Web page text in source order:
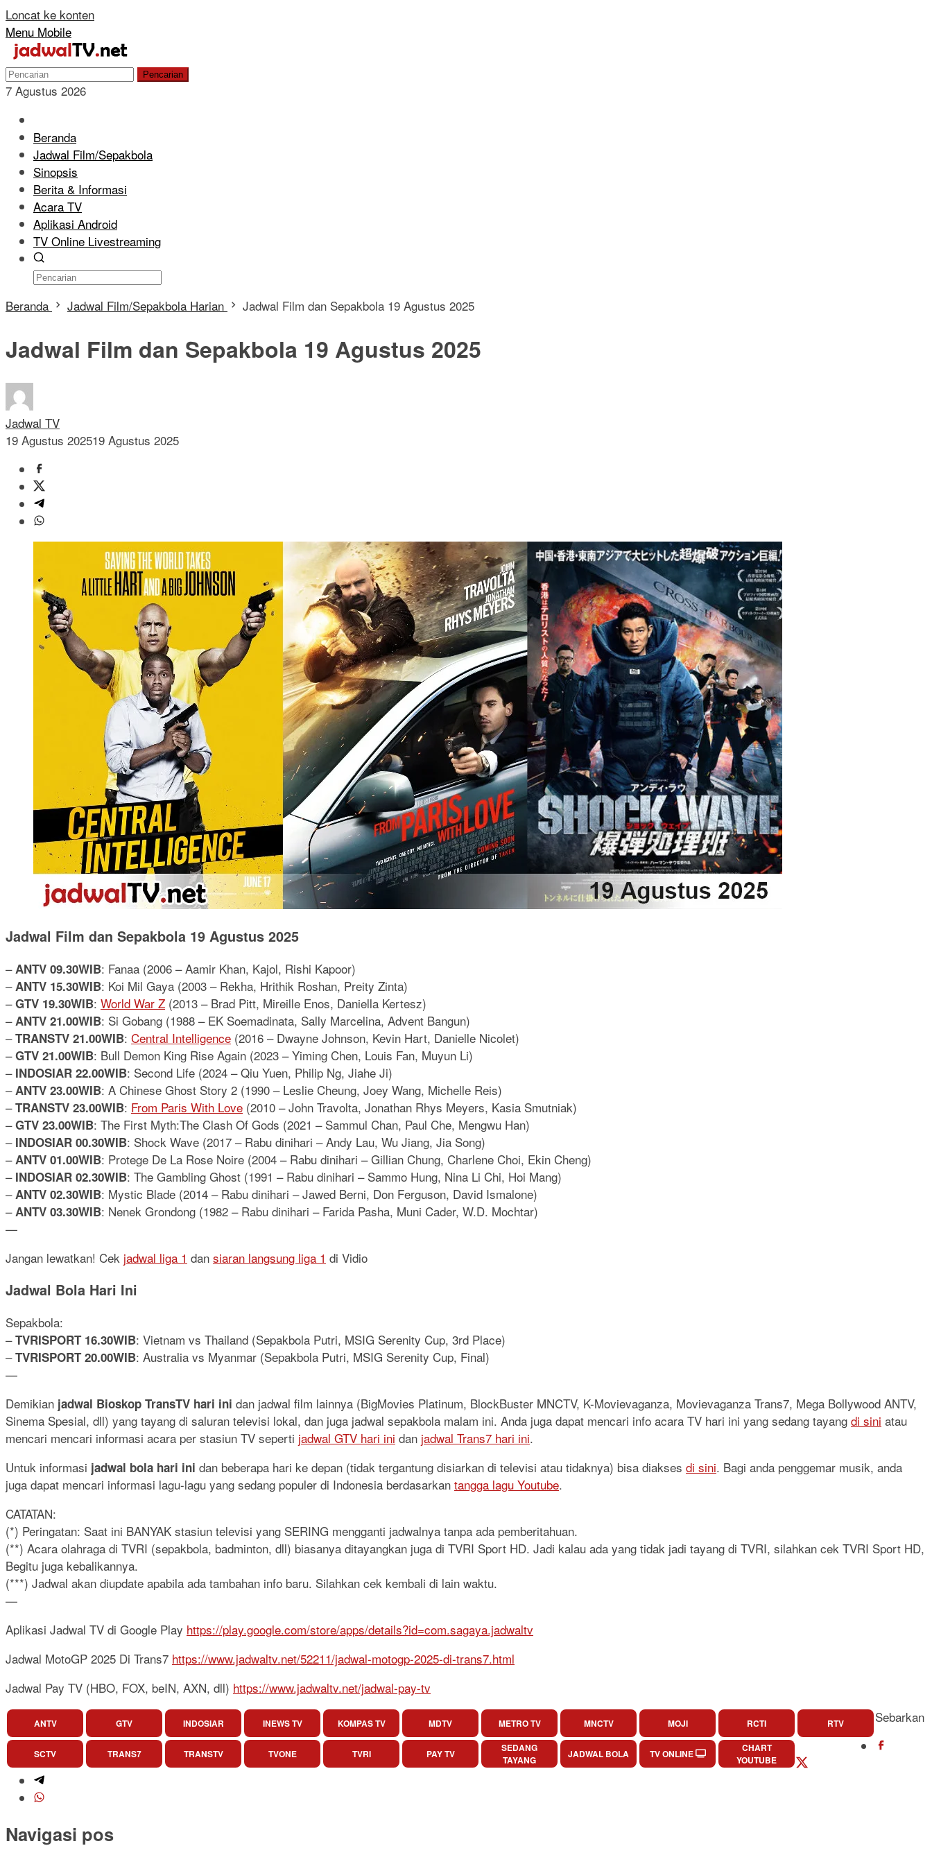
Loncat ke konten
Menu Mobile
Pencarian
7 Agustus 2026
Beranda
Jadwal Film/Sepakbola
Sinopsis
Berita & Informasi
Acara TV
Aplikasi Android
TV Online Livestreaming
Beranda Jadwal Film/Sepakbola Harian Jadwal Film dan Sepakbola 19 Agustus 2025
Jadwal Film dan Sepakbola 19 Agustus 2025
Jadwal TV
19 Agustus 202519 Agustus 2025
Jadwal Film dan Sepakbola 19 Agustus 2025
–ANTV 09.30WIB: Fanaa (2006 – Aamir Khan, Kajol, Rishi Kapoor)
–ANTV 15.30WIB: Koi Mil Gaya (2003 – Rekha, Hrithik Roshan, Preity Zinta)
–GTV 19.30WIB: World War Z (2013 – Brad Pitt, Mireille Enos, Daniella Kertesz)
–ANTV 21.00WIB: Si Gobang (1988 – EK Soemadinata, Sally Marcelina, Advent Bangun)
–TRANSTV 21.00WIB: Central Intelligence (2016 – Dwayne Johnson, Kevin Hart, Danielle Nicolet)
–GTV 21.00WIB: Bull Demon King Rise Again (2023 – Yiming Chen, Louis Fan, Muyun Li)
– INDOSIAR 22.00WIB: Second Life (2024 – Qiu Yuen, Philip Ng, Jiahe Ji)
–ANTV 23.00WIB: A Chinese Ghost Story 2 (1990 – Leslie Cheung, Joey Wang, Michelle Reis)
–TRANSTV 23.00WIB: From Paris With Love (2010 – John Travolta, Jonathan Rhys Meyers, Kasia Smutniak)
–GTV 23.00WIB: The First Myth:The Clash Of Gods (2021 – Sammul Chan, Paul Che, Mengwu Han)
– INDOSIAR 00.30WIB: Shock Wave (2017 – Rabu dinihari – Andy Lau, Wu Jiang, Jia Song)
–ANTV 01.00WIB: Protege De La Rose Noire (2004 – Rabu dinihari – Gillian Chung, Charlene Choi, Ekin Cheng)
– INDOSIAR 02.30WIB: The Gambling Ghost (1991 – Rabu dinihari – Sammo Hung, Nina Li Chi, Hoi Mang)
–ANTV 02.30WIB: Mystic Blade (2014 – Rabu dinihari – Jawed Berni, Don Ferguson, David Ismalone)
–ANTV 03.30WIB: Nenek Grondong (1982 – Rabu dinihari – Farida Pasha, Muni Cader, W.D. Mochtar)
—
Jangan lewatkan! Cek jadwal liga 1 dan siaran langsung liga 1 di Vidio
Jadwal Bola Hari Ini
Sepakbola:
–TVRISPORT 16.30WIB: Vietnam vs Thailand (Sepakbola Putri, MSIG Serenity Cup, 3rd Place)
–TVRISPORT 20.00WIB: Australia vs Myanmar (Sepakbola Putri, MSIG Serenity Cup, Final)
—
Demikian jadwal Bioskop TransTV hari ini dan jadwal film lainnya (BigMovies Platinum, BlockBuster MNCTV, K-Movievaganza, Movievaganza Trans7, Mega Bollywood ANTV,
Sinema Spesial, dll) yang tayang di saluran televisi lokal, dan juga jadwal sepakbola malam ini. Anda juga dapat mencari info acara TV hari ini yang sedang tayang di sini atau
mencari mencari informasi acara per stasiun TV seperti jadwal GTV hari ini dan jadwal Trans7 hari ini.
Untuk informasi jadwal bola hari ini dan beberapa hari ke depan (tidak tergantung disiarkan di televisi atau tidaknya) bisa diakses di sini. Bagi anda penggemar musik, anda
juga dapat mencari informasi lagu-lagu yang sedang populer di Indonesia berdasarkan tangga lagu Youtube.
CATATAN:
(*) Peringatan: Saat ini BANYAK stasiun televisi yang SERING mengganti jadwalnya tanpa ada pemberitahuan.
(**) Acara olahraga di TVRI (sepakbola, badminton, dll) biasanya ditayangkan juga di TVRI Sport HD. Jadi kalau ada yang tidak jadi tayang di TVRI, silahkan cek TVRI Sport HD,
Begitu juga kebalikannya.
(***) Jadwal akan diupdate apabila ada tambahan info baru. Silahkan cek kembali di lain waktu.
—
Aplikasi Jadwal TV di Google Play https://play.google.com/store/apps/details?id=com.sagaya.jadwaltv
Jadwal MotoGP 2025 Di Trans7 https://www.jadwaltv.net/52211/jadwal-motogp-2025-di-trans7.html
Jadwal Pay TV (HBO, FOX, beIN, AXN, dll) https://www.jadwaltv.net/jadwal-pay-tv
ANTV GTV INDOSIAR INEWS TV KOMPAS TV MDTV METRO TV MNCTV MOJI RCTI RTV
SCTV TRANS7 TRANSTV TVONE TVRI PAY TV
SEDANG
TAYANG
JADWAL BOLA TV ONLINE
CHART
YOUTUBE
Sebarkan
Navigasi pos